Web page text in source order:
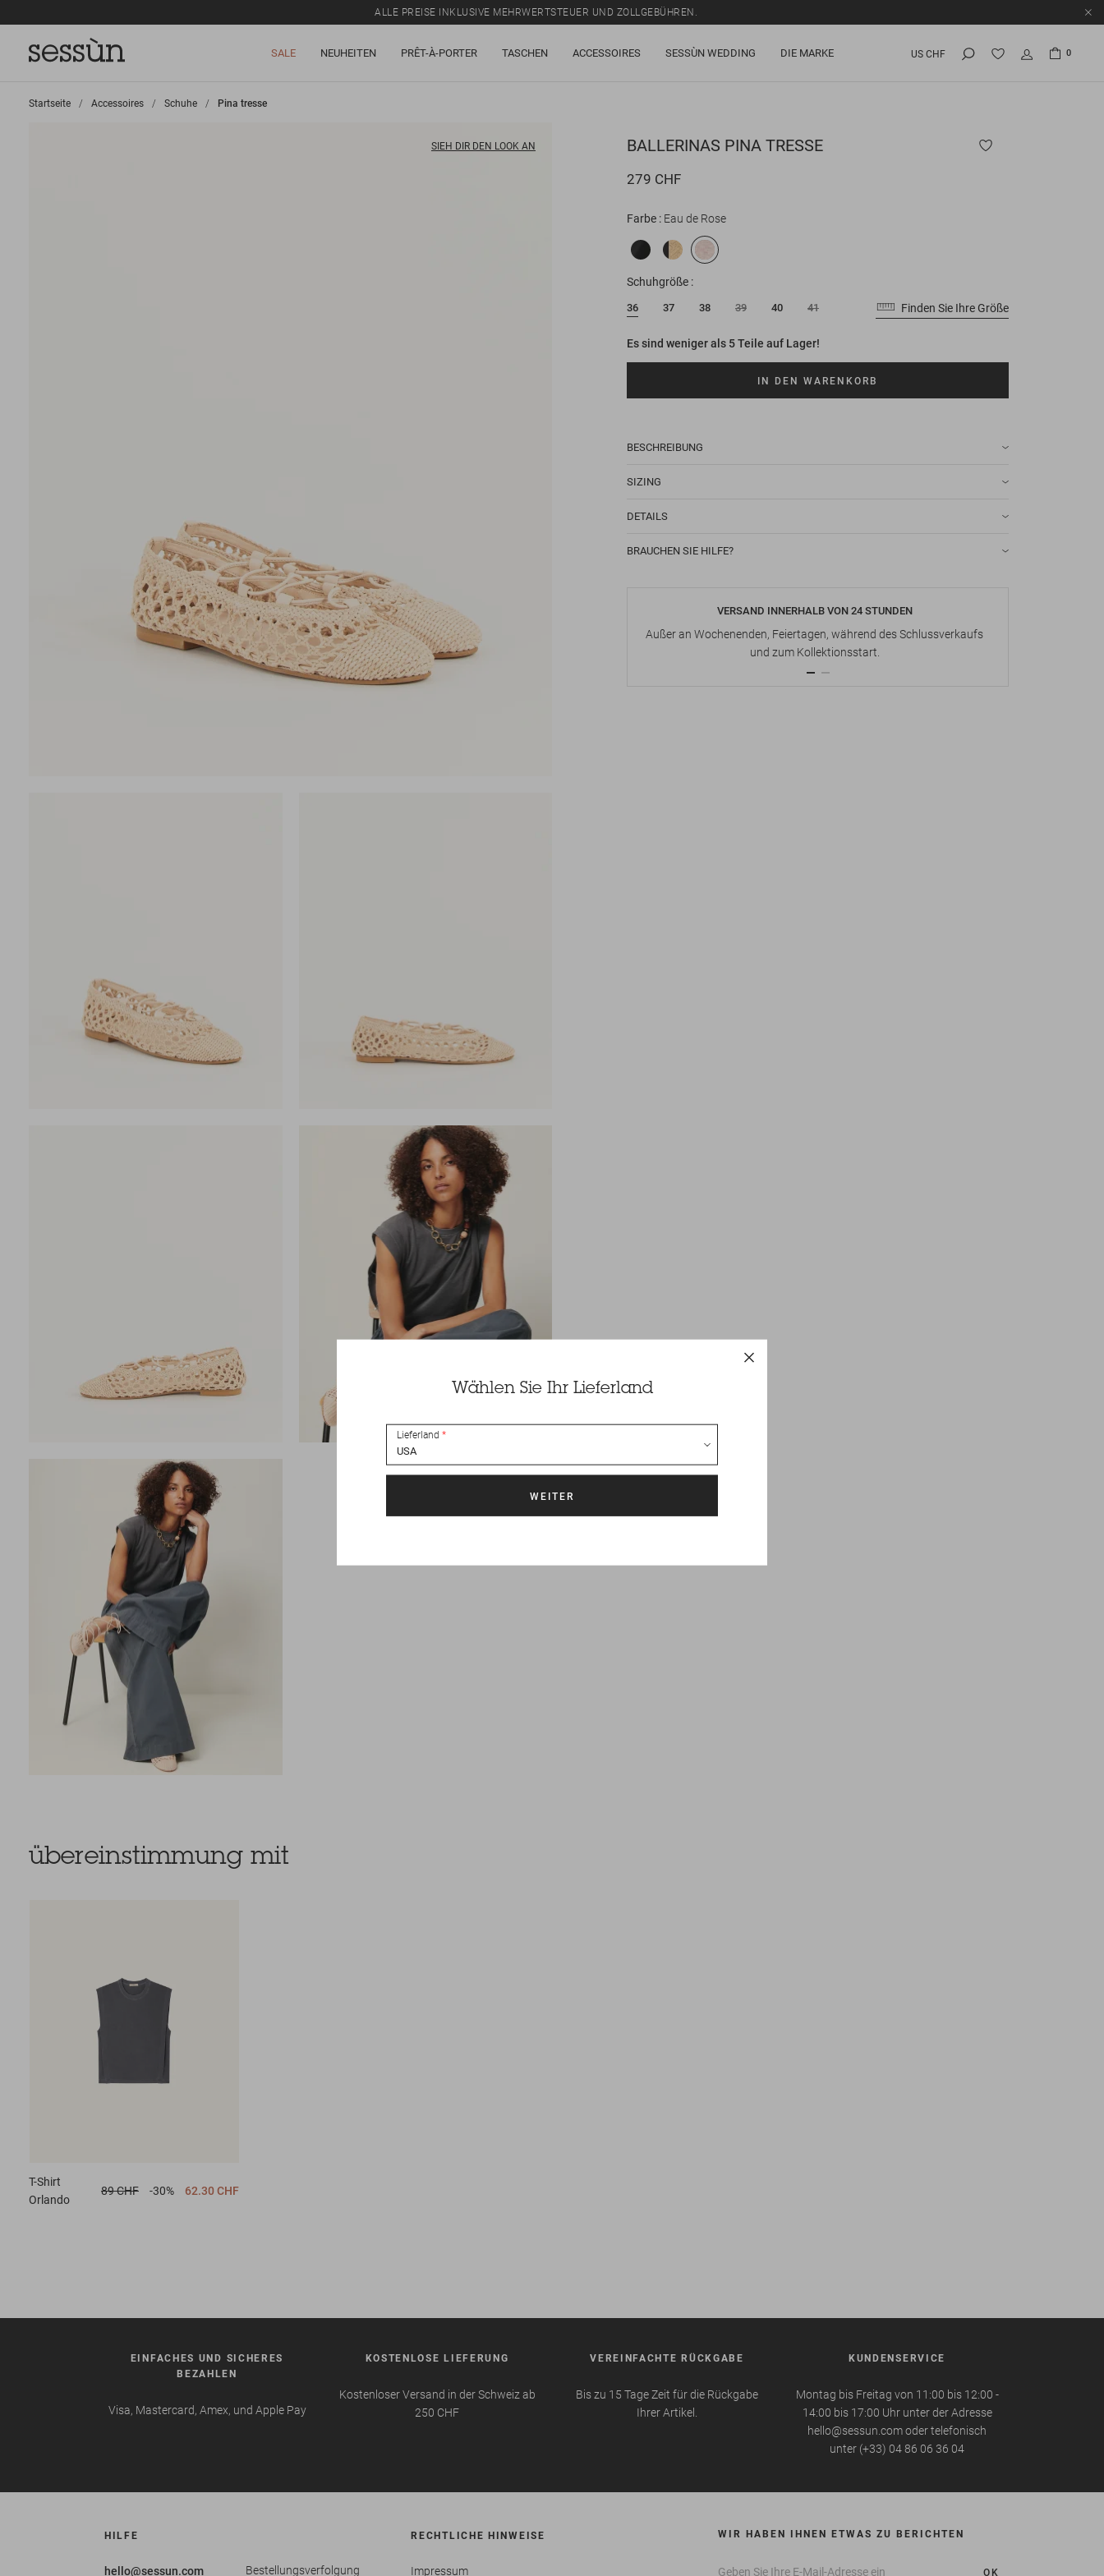
ALLE PREISE INKLUSIVE MEHRWERTSTEUER UND ZOLLGEBÜHREN.
SALE NEUHEITEN PRÊT-À-PORTER TASCHEN ACCESSOIRES SESSÙN WEDDING DIE MARKE US CHF 0
Startseite >
Accessoires >
Schuhe >
Pina tresse
SIEH DIR DEN LOOK AN BALLERINAS PINA TRESSE
279 CHF
Farbe Eau de Rose
Schuhgröße
36 37 38 39 40 41 Finden Sie Ihre Größe
Es sind weniger als 5 Teile auf Lager!
IN DEN WARENKORB
BESCHREIBUNG
SIZING
DETAILS
BRAUCHEN SIE HILFE?
VERSAND INNERHALB VON 24 STUNDEN
Außer an Wochenenden, Feiertagen, während des Schlussverkaufs
und zum Kollektionsstart.
übereinstimmung mit
T-Shirt
Orlando
89 CHF -30% 62.30 CHF
EINFACHES UND SICHERES
BEZAHLEN
Visa, Mastercard, Amex, und Apple Pay
KOSTENLOSE LIEFERUNG
Kostenloser Versand in der Schweiz ab
250 CHF
VEREINFACHTE RÜCKGABE
Bis zu 15 Tage Zeit für die Rückgabe
Ihrer Artikel.
KUNDENSERVICE
Montag bis Freitag von 11:00 bis 12:00 -
14:00 bis 17:00 Uhr unter der Adresse
hello@sessun.com oder telefonisch
unter (+33) 04 86 06 36 04
HILFE
hello@sessun.com Bestellungsverfolgung
RECHTLICHE HINWEISE
Impressum
WIR HABEN IHNEN ETWAS ZU BERICHTEN
OK
Wählen Sie Ihr Lieferland
Lieferland